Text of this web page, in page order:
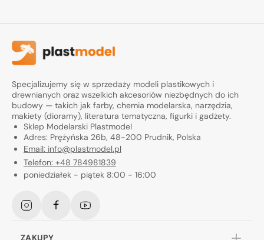
Specjalizujemy się w sprzedaży modeli plastikowych i
drewnianych oraz wszelkich akcesoriów niezbędnych do ich
budowy — takich jak farby, chemia modelarska, narzędzia,
makiety (dioramy), literatura tematyczna, figurki i gadżety.
Sklep Modelarski Plastmodel
Adres: Prężyńska 26b, 48-200 Prudnik, Polska
Email: info@plastmodel.pl
Telefon: +48 784981839
poniedziałek - piątek 8:00 - 16:00
InstagramFacebookYouTube
ZAKUPY